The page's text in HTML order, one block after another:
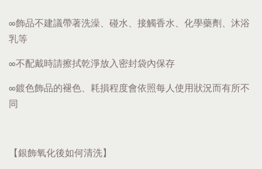
∞飾品不建議帶著洗澡、碰水、接觸香水、化學藥劑、沐浴
乳等
∞不配戴時請擦拭乾淨放入密封袋內保存
∞鍍色飾品的褪色、耗損程度會依照每人使用狀況而有所不
同
【銀飾氧化後如何清洗】